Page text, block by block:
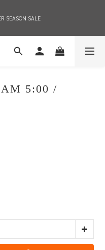
SEASON SALE
SEASON SALE
NT$10,000店到店與宅配到府免運費
SEASON SALE5:00 /